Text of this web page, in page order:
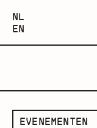
NEDERLANDS
NL
ENGLISH
EN
filter
EVENEMENTEN